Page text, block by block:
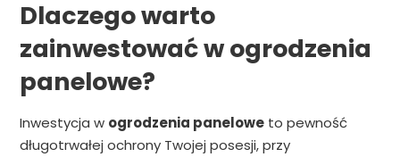
Dlaczego warto
zainwestować w ogrodzenia
panelowe?
Inwestycja w ogrodzenia paneloweto pewność
długotrwałej ochrony Twojej posesji, przy